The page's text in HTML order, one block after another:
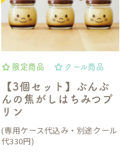
限定商品 クール商品
【3個セット】ぶんぶ
んの焦がしはちみつプ
リン
(専用ケース代込み・別途クール
代330円)